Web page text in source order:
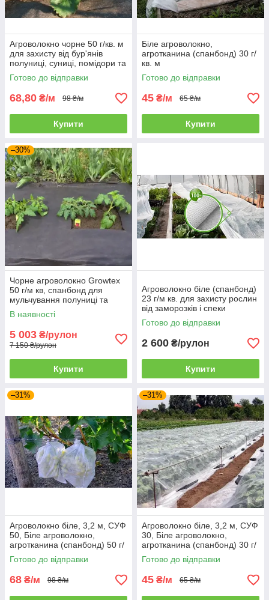
Агроволокно чорне 50 г/кв. м
для захисту від бур'янів
полуниці, суниці, помідори та
ін рослин
Готово до відправки
68,80 ₴/м 98 ₴/м
Купити
Біле агроволокно,
агротканина (спанбонд) 30 г/
кв. м
Готово до відправки
45 ₴/м 65 ₴/м
Купити
–30%
Чорне агроволокно Growtex
50 г/м кв, спанбонд для
мульчування полуниці та
інших рослин
В наявності
5 003 ₴/рулон
7 150 ₴/рулон
Купити
Агроволокно біле (спанбонд)
23 г/м кв. для захисту рослин
від заморозків і спеки
Готово до відправки
2 600 ₴/рулон
Купити
–31%
Агроволокно біле, 3,2 м, СУФ
50, Біле агроволокно,
агротканина (спанбонд) 50 г/
кв. м
Готово до відправки
68 ₴/м 98 ₴/м
–31%
Агроволокно біле, 3,2 м, СУФ
30, Біле агроволокно,
агротканина (спанбонд) 30 г/
кв. м
Готово до відправки
45 ₴/м 65 ₴/м